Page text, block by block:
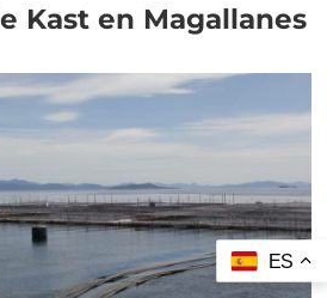
Kast en Magallanes
ES